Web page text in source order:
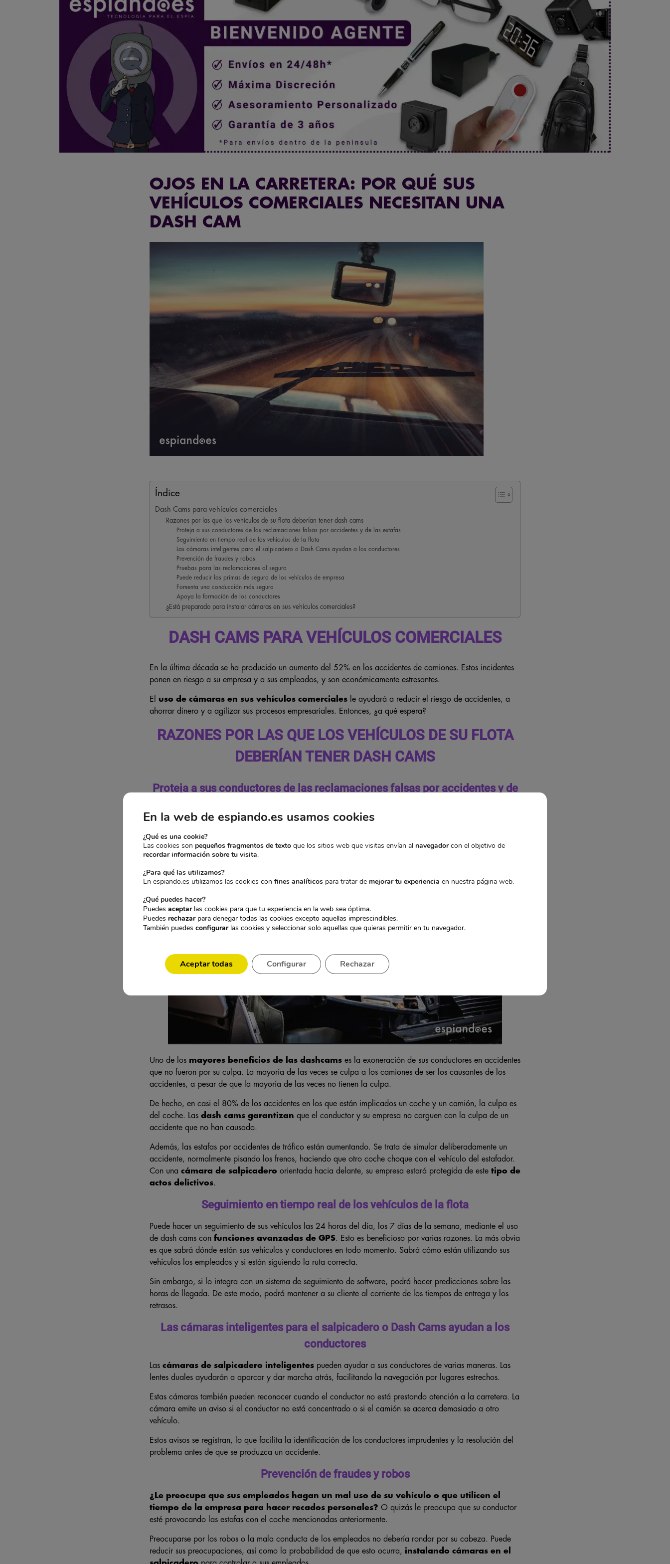
OJOS EN LA CARRETERA: POR QUÉ SUS
VEHÍCULOS COMERCIALES NECESITAN UNA
DASH CAM
Índice
Dash Cams para vehículos comerciales
Razones por las que los vehículos de su flota deberían tener dash cams
Proteja a sus conductores de las reclamaciones falsas por accidentes y de las estafas
Seguimiento en tiempo real de los vehículos de la flota
Las cámaras inteligentes para el salpicadero o Dash Cams ayudan a los conductores
Prevención de fraudes y robos
Pruebas para las reclamaciones al seguro
Puede reducir las primas de seguro de los vehículos de empresa
Fomenta una conducción más segura
Apoya la formación de los conductores
¿Está preparado para instalar cámaras en sus vehículos comerciales?
DASH CAMS PARA VEHÍCULOS COMERCIALES
En la última década se ha producido un aumento del 52% en los accidentes de camiones. Estos incidentes
ponen en riesgo a su empresa y a sus empleados, y son económicamente estresantes.
El uso de cámaras en sus vehículos comercialesle ayudará a reducir el riesgo de accidentes, a
ahorrar dinero y a agilizar sus procesos empresariales. Entonces, ¿a qué espera?
RAZONES POR LAS QUE LOS VEHÍCULOS DE SU FLOTA
DEBERÍAN TENER DASH CAMS
Proteja a sus conductores de las reclamaciones falsas por accidentes y de
Uno de los mayores beneficios de las dashcamses la exoneración de sus conductores en accidentes
que no fueron por su culpa. La mayoría de las veces se culpa a los camiones de ser los causantes de los
accidentes, a pesar de que la mayoría de las veces no tienen la culpa.
De hecho, en casi el 80% de los accidentes en los que están implicados un coche y un camión, la culpa es
del coche. Las dash cams garantizan que el conductor y su empresa no carguen con la culpa de un
accidente que no han causado.
Además, las estafas por accidentes de tráfico están aumentando. Se trata de simular deliberadamente un
accidente, normalmente pisando los frenos, haciendo que otro coche choque con el vehículo del estafador.
Con una cámara de salpicadero orientada hacia delante, su empresa estará protegida de este tipo de
actos delictivos.
Seguimiento en tiempo real de los vehículos de la flota
Puede hacer un seguimiento de sus vehículos las 24 horas del día, los 7 días de la semana, mediante el uso
de dash cams con funciones avanzadas de GPS. Esto es beneficioso por varias razones. La más obvia
es que sabrá dónde están sus vehículos y conductores en todo momento. Sabrá cómo están utilizando sus
vehículos los empleados y si están siguiendo la ruta correcta.
Sin embargo, si lo integra con un sistema de seguimiento de software, podrá hacer predicciones sobre las
horas de llegada. De este modo, podrá mantener a su cliente al corriente de los tiempos de entrega y los
retrasos.
Las cámaras inteligentes para el salpicadero o Dash Cams ayudan a los
conductores
Las cámaras de salpicadero inteligentespueden ayudar a sus conductores de varias maneras. Las
lentes duales ayudarán a aparcar y dar marcha atrás, facilitando la navegación por lugares estrechos.
Estas cámaras también pueden reconocer cuando el conductor no está prestando atención a la carretera. La
cámara emite un aviso si el conductor no está concentrado o si el camión se acerca demasiado a otro
vehículo.
Estos avisos se registran, lo que facilita la identificación de los conductores imprudentes y la resolución del
problema antes de que se produzca un accidente.
Prevención de fraudes y robos
¿Le preocupa que sus empleados hagan un mal uso de su vehículo o que utilicen el
tiempo de la empresa para hacer recados personales? O quizás le preocupa que su conductor
esté provocando las estafas con el coche mencionadas anteriormente.
Preocuparse por los robos o la mala conducta de los empleados no debería rondar por su cabeza. Puede
reducir sus preocupaciones, así como la probabilidad de que esto ocurra, instalando cámaras en el
En la web de espiando.es usamos cookies
¿Qué es una cookie?
Las cookies son pequeños fragmentos de texto que los sitios web que visitas envían al navegadorcon el objetivo de
recordar información sobre tu visita.
¿Para qué las utilizamos?
En espiando.es utilizamos las cookies con fines analíticos para tratar de mejorar tu experiencia en nuestra página web.
¿Qué puedes hacer?
Puedes aceptarlas cookies para que tu experiencia en la web sea óptima.
Puedes rechazarpara denegar todas las cookies excepto aquellas imprescindibles.
También puedes configurarlas cookies y seleccionar solo aquellas que quieras permitir en tu navegador.
Aceptar todas Rechazar
Configurar